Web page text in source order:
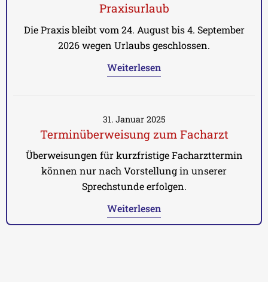
Praxisurlaub
Die Praxis bleibt vom 24. August bis 4. September
2026 wegen Urlaubs geschlossen.
Weiterlesen
31. Januar 2025
Terminüberweisung zum Facharzt
Überweisungen für kurzfristige Facharzttermin
können nur nach Vorstellung in unserer
Sprechstunde erfolgen.
Weiterlesen